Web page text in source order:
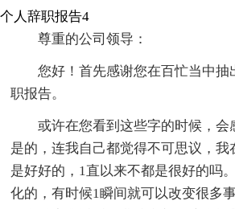
个人辞职报告4
尊重的公司领导：
您好！首先感谢您在百忙当中抽
职报告。
或许在您看到这些字的时候，会
是的，连我自己都觉得不可思议，我
是好好的，1直以来不都是很好的吗
化的，有时候1瞬间就可以改变很多